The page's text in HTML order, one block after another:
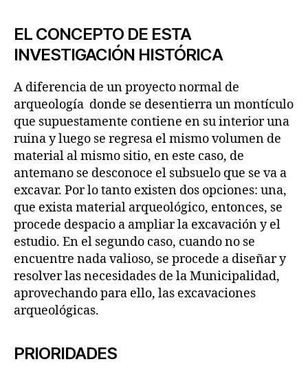
EL CONCEPTO DE ESTA
INVESTIGACIÓN HISTÓRICA
A diferencia de un proyecto normal de
arqueología donde se desentierra un montículo
que supuestamente contiene en su interior una
ruina y luego se regresa el mismo volumen de
material al mismo sitio, en este caso, de
antemano se desconoce el subsuelo que se va a
excavar. Por lo tanto existen dos opciones: una,
que exista material arqueológico, entonces, se
procede despacio a ampliar la excavación y el
estudio. En el segundo caso, cuando no se
encuentre nada valioso, se procede a diseñar y
resolver las necesidades de la Municipalidad,
aprovechando para ello, las excavaciones
arqueológicas.
PRIORIDADES